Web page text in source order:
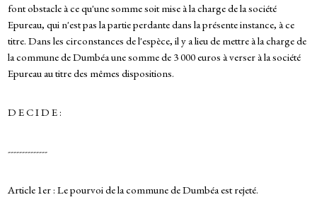
font obstacle à ce qu'une somme soit mise à la charge de la société
Epureau, qui n'est pas la partie perdante dans la présente instance, à ce
titre. Dans les circonstances de l'espèce, il y a lieu de mettre à la charge de
la commune de Dumbéa une somme de 3 000 euros à verser à la société
Epureau au titre des mêmes dispositions.
D E C I D E :
--------------
Article 1er : Le pourvoi de la commune de Dumbéa est rejeté.